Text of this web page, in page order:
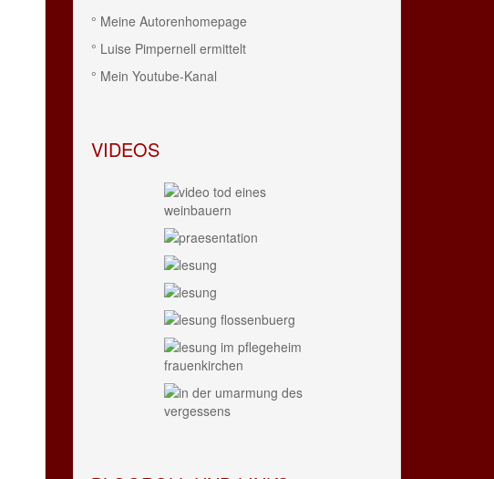
° Meine Autorenhomepage
° Luise Pimpernell ermittelt
° Mein Youtube-Kanal
VIDEOS